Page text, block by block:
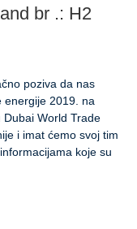
br .: H2
poziva da nas
energije 2019. na
World Trade
i imat ćemo svoj tim
koje su